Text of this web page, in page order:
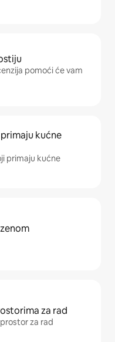
pomoći će vam
kućne
primaju kućne
za rad
za rad